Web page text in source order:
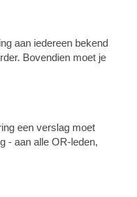
aan iedereen bekend
Bovendien moet je
een verslag moet
- aan alle OR-leden,